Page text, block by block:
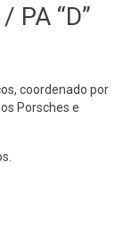
PA “D”
coordenado por
Porsches e